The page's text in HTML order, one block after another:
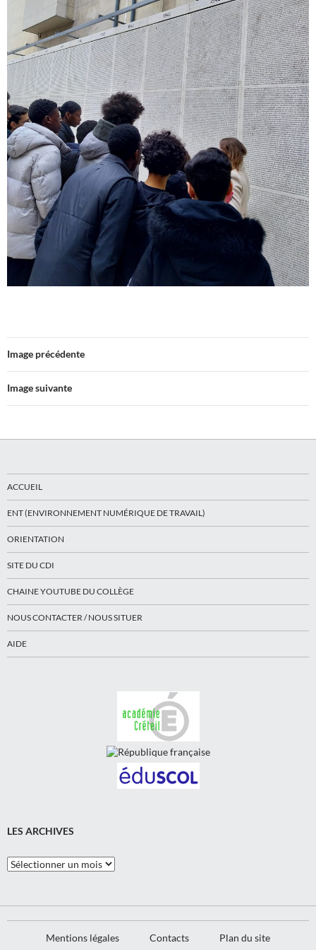
Image précédente
Image suivante
ACCUEIL
ENT (ENVIRONNEMENT NUMÉRIQUE DE TRAVAIL)
ORIENTATION
SITE DU CDI
CHAINE YOUTUBE DU COLLÈGE
NOUS CONTACTER / NOUS SITUER
AIDE
LES ARCHIVES
Les
Archives
Mentions légales Contacts Plan du site